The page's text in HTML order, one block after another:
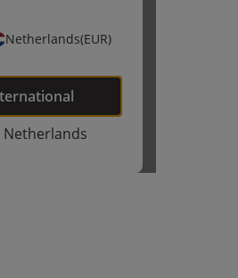
Netherlands(EUR)
Netherlands